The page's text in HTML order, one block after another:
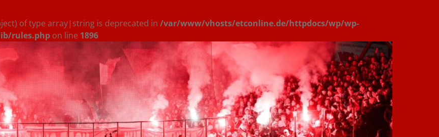
of type array|string is deprecated in /var/www/vhosts/etconline.de/httpdocs/wp/wp-
rules.php on line 1896